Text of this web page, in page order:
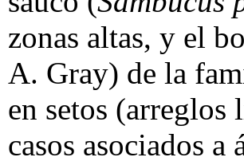
zonas altas, y el
A. Gray) de la
en setos (arreglos
casos asociados